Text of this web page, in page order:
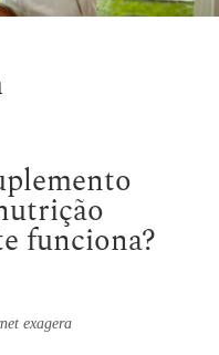
funciona?
exagera